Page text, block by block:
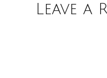
Leave a